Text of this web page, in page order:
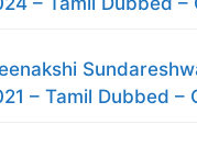
– Tamil Dubbed –